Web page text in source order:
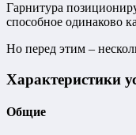
Гарнитура
способное одинаково
Но перед этим –
Характеристики
Общие